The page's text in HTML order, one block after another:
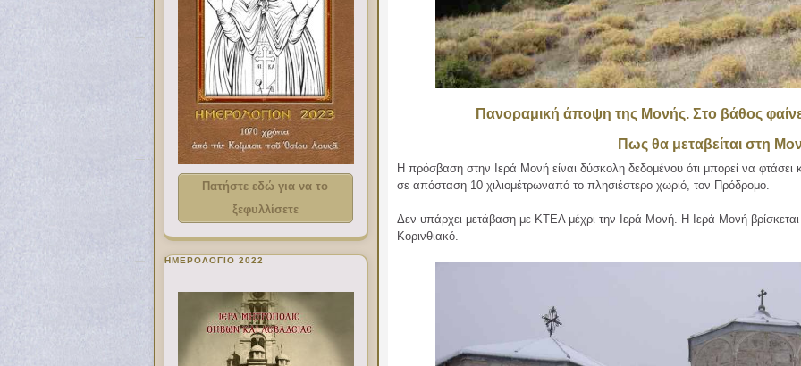
Πανοραμική άποψη της Μονής. Στο βάθος
Πως θα μεταβείται στη
Η πρόσβαση στην Ιερά Μονή είναι δύσκολη δεδομένου ότι μπορεί να
σε απόσταση 10 χιλιομέτρωναπό το πλησιέστερο χωριό, τον Πρόδρομο.
Δεν υπάρχει μετάβαση με ΚΤΕΛ μέχρι την Ιερά Μονή. Η Ιερά Μονή
Κορινθιακό.
Πατήστε εδώ για να το
ξεφυλλίσετε
ΗΜΕΡΟΛΟΓΙΟ 2022